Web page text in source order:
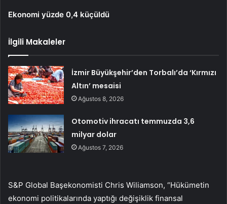
Ekonomi yüzde 0,4 küçüldü
İlgili Makaleler
İzmir Büyükşehir’den Torbalı’da ‘Kırmızı
Altın’ mesaisi
Ağustos 8, 2026
Otomotiv ihracatı temmuzda 3,6
milyar dolar
Ağustos 7, 2026
S&P Global Başekonomisti Chris Wiliamson, “Hükümetin
ekonomi politikalarında yaptığı değişiklik finansal